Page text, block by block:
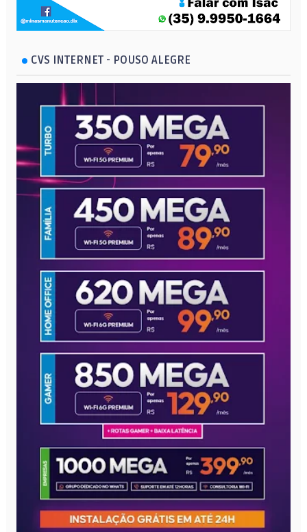
CVS INTERNET - POUSO ALEGRE